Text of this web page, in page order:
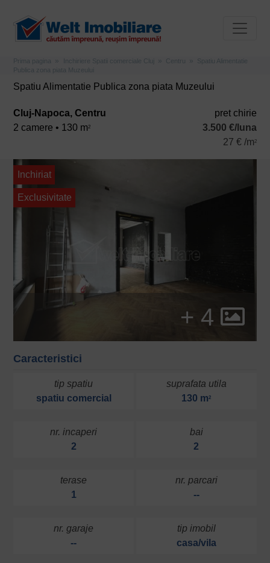
Prima pagina Inchiriere Spatii comerciale Cluj Centru
Spatiu Alimentatie
Publica zona piata Muzeului
Spatiu Alimentatie Publica zona piata Muzeului
Cluj-Napoca, Centru
2 camere • 130 m2
pret chirie
3.500 €/luna
27 € /m2
+ 4
Inchiriat
Exclusivitate
Caracteristici
tip spatiu
spatiu comercial
suprafata utila
130 m2
nr. incaperi
2
bai
2
terase
1
nr. parcari
--
nr. garaje
--
tip imobil
casa/vila